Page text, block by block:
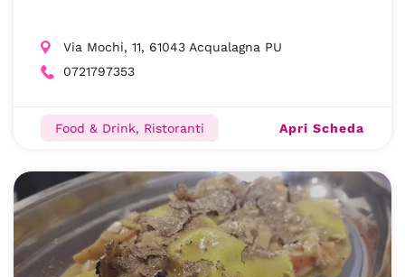
Via Mochi, 11, 61043 Acqualagna PU
0721797353
Food & Drink, Ristoranti Apri Scheda